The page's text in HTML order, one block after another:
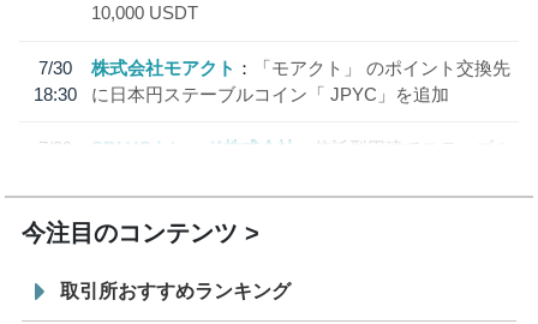
10,000 USDT
7/30
18:30
株式会社モアクト
「モアクト」 のポイント交換先
に日本円ステーブルコイン「 JPYC」を追加
7/29
SBI VCトレード株式会社
信託型円建てステーブル
今注目のコンテンツ
取引所おすすめランキング